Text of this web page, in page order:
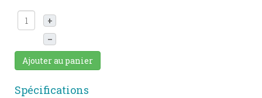
+
–
Ajouter au panier
Spécifications